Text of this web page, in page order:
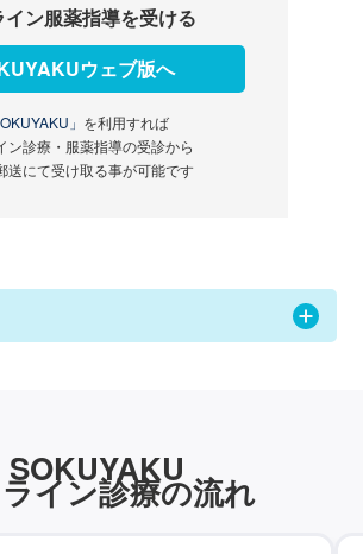
イン服薬指導を受ける
ウェブ版へ
」 を利用すれば
ン診療・服薬指導の受診から
送にて受け取る事が可能です
SOKUYAKU
イン診療の流れ